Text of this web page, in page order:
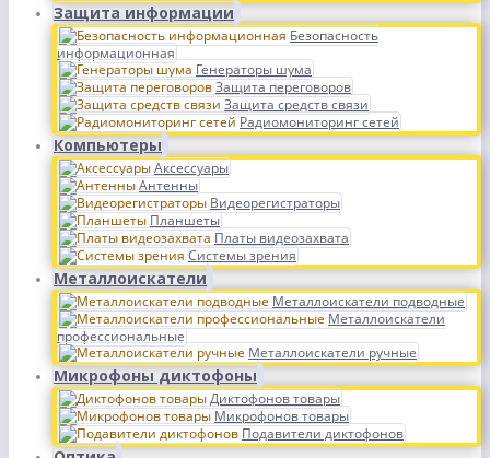
Защита информации
Безопасность
информационная
Генераторы шума
Защита переговоров
Защита средств связи
Радиомониторинг сетей
Компьютеры
Аксессуары
Антенны
Видеорегистраторы
Планшеты
Платы видеозахвата
Системы зрения
Металлоискатели
Металлоискатели подводные
Металлоискатели
профессиональные
Металлоискатели ручные
Микрофоны диктофоны
Диктофонов товары
Микрофонов товары
Подавители диктофонов